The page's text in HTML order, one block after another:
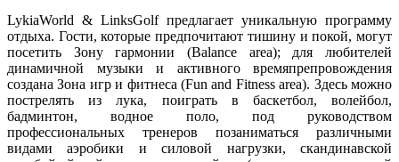
LykiaWorld & LinksGolf предлагает уникальную программу
отдыха. Гости, которые предпочитают тишину и покой, могут
посетить Зону гармонии (Balance area); для любителей
динамичной музыки и активного времяпрепровождения
создана Зона игр и фитнеса (Fun and Fitness area). Здесь можно
пострелять из лука, поиграть в баскетбол, волейбол,
бадминтон, водное поло, под руководством
профессиональных тренеров позаниматься различными
видами аэробики и силовой нагрузки, скандинавской